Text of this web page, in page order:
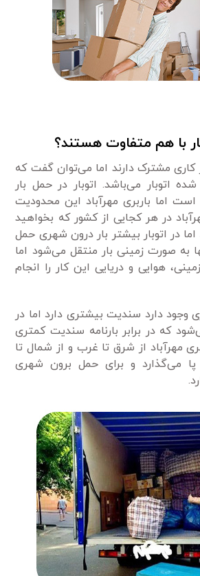
با هم متفاوت هستند؟
کاری مشترک دارند اما می‌توان گفت که
اتوبار می‌باشد. اتوبار در حمل بار
اما باربری مهرآباد این محدودیت
در هر کجایی از کشور که بخواهید
اما در اتوبار بیشتر بار درون شهری حمل
به صورت زمینی بار منتقل می‌شود اما
هوایی و دریایی این کار را انجام
وجود دارد سندیت بیشتری دارد اما در
که در برابر بارنامه سندیت کمتری
مهرآباد از شرق تا غرب و از شمال تا
می‌گذارد و برای حمل برون شهری